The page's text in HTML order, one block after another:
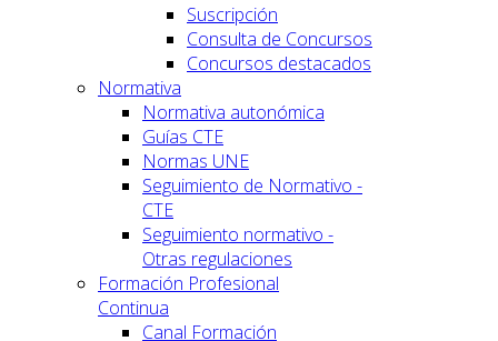
Suscripción
Consulta de Concursos
Concursos destacados
Normativa
Normativa autonómica
Guías CTE
Normas UNE
Seguimiento de Normativo -
CTE
Seguimiento normativo -
Otras regulaciones
Formación Profesional
Continua
Canal Formación